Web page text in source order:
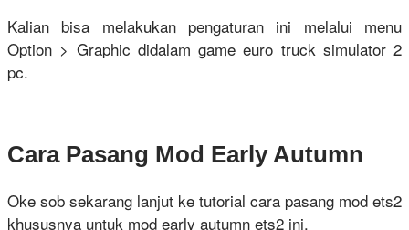
Kalian bisa melakukan pengaturan ini melalui menu
Option > Graphic didalam game euro truck simulator 2
pc.
Cara Pasang Mod Early Autumn
Oke sob sekarang lanjut ke tutorial cara pasang mod ets2
khususnya untuk mod early autumn ets2 ini.